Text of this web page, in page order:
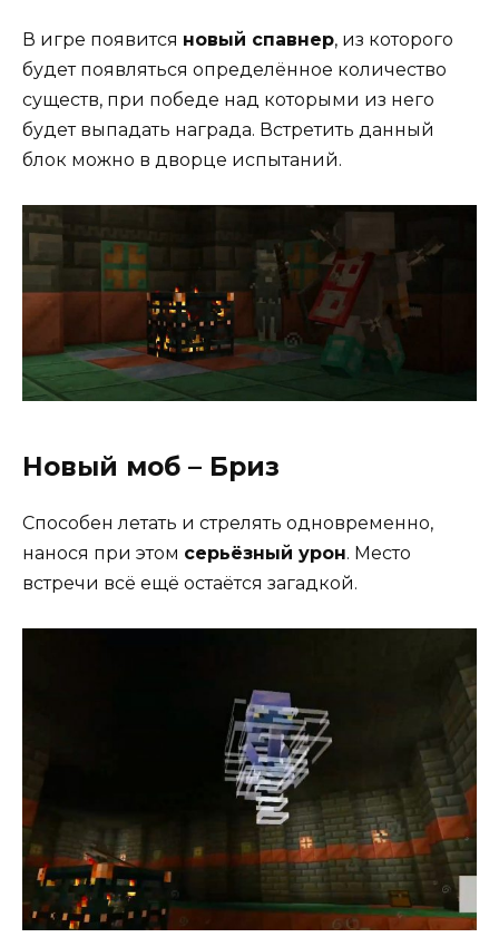
В игре появится новый спавнер, из которого
будет появляться определённое количество
существ, при победе над которыми из него
будет выпадать награда. Встретить данный
блок можно в дворце испытаний.
Новый моб – Бриз
Способен летать и стрелять одновременно,
нанося при этом серьёзный урон. Место
встречи всё ещё остаётся загадкой.